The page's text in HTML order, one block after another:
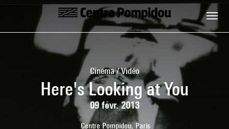
Aller au contenu principal
Centre Pompidou
Cinéma / Vidéo
Here's Looking at You
09 févr. 2013
Centre Pompidou, Paris